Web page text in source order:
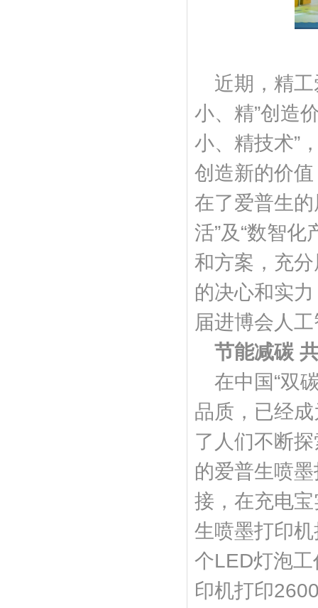
近期，精
小、精”创造
小、精技术”
创造新的价
在了爱普生
活”及“数智
和方案，充
的决心和实
届进博会人
节能减碳
在中国“双
品质，已经
了人们不断
的爱普生喷
接，在充电
生喷墨打印
个LED灯泡
印机打印